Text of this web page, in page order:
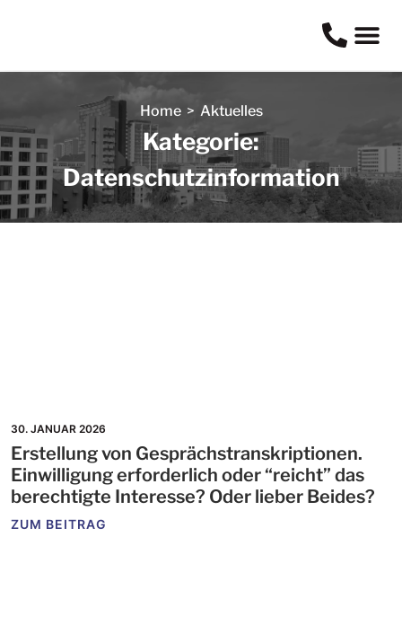
Home> Aktuelles
Kategorie:
Datenschutzinformation
30. JANUAR 2026
Erstellung von Gesprächstranskriptionen.
Einwilligung erforderlich oder “reicht” das
berechtigte Interesse? Oder lieber Beides?
ZUM BEITRAG